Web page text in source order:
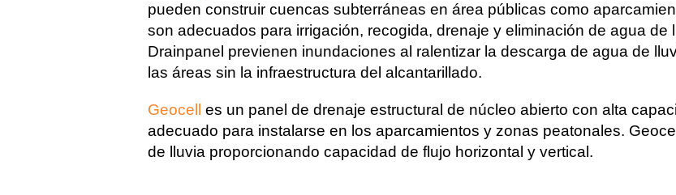
pueden construir cuencas subterráneas en área públicas como
son adecuados para irrigación, recogida, drenaje y eliminación de agua de
Drainpanel previenen inundaciones al ralentizar la descarga de agua de
las áreas sin la infraestructura del alcantarillado.
Geocell
es un panel de drenaje estructural de núcleo abierto con alta
adecuado para instalarse en los aparcamientos y zonas peatonales.
de lluvia proporcionando capacidad de flujo horizontal y vertical.